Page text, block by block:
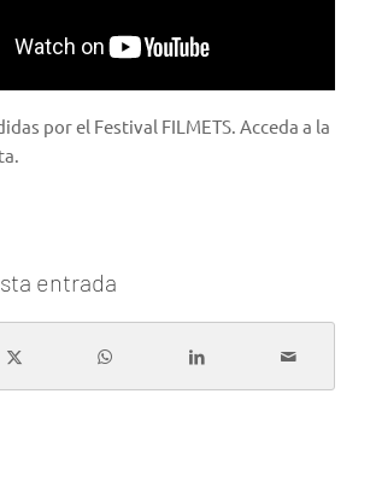
por el Festival FILMETS. Acceda a la
.
entrada